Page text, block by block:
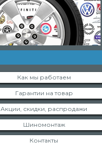
Как мы работаем
Гарантии на товар
Акции, скидки, распродажи
Шиномонтаж
Контакты